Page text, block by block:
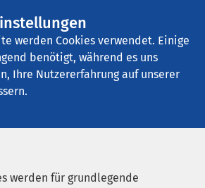
werden Cookies verwendet. Einige
benötigt, während es uns
Ihre Nutzererfahrung auf unserer
werden für grundlegende
Versmold